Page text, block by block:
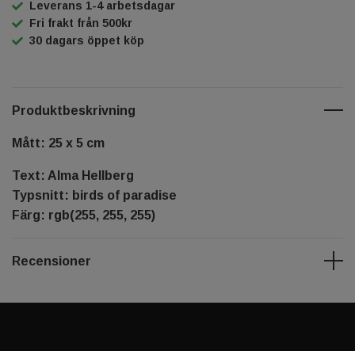
Leverans 1-4 arbetsdagar
Fri frakt från 500kr
30 dagars öppet köp
Produktbeskrivning
Mått: 25 x 5 cm
Text: Alma Hellberg
Typsnitt: birds of paradise
Färg: rgb(255, 255, 255)
Recensioner